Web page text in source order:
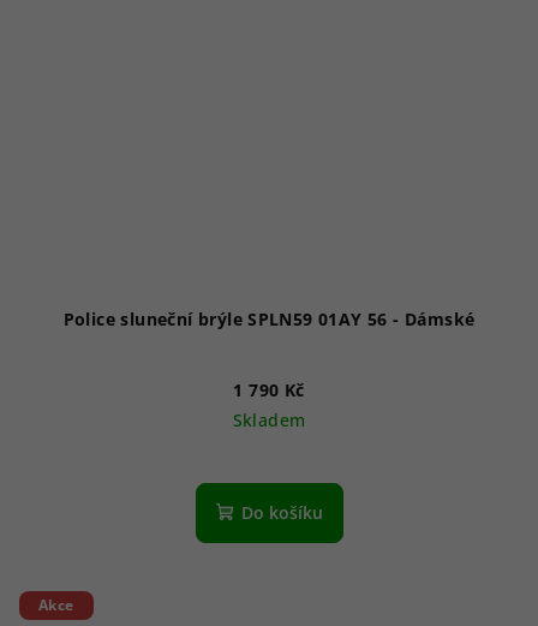
Police sluneční brýle SPLN59 01AY 56 - Dámské
1 790 Kč
Skladem
Do košíku
Akce